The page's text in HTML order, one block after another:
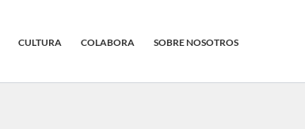
CULTURA COLABORA SOBRE NOSOTROS